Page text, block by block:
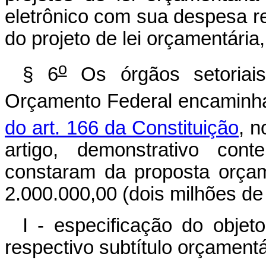
eletrônico com sua despesa
do projeto de lei
§ 6oOs órgãos
Orçamento Federal
do art. 166 da Constituição,
artigo, demonstrativo
constaram da proposta
2.000.000,00 (dois milhões
I - especificação do
respectivo subtítulo